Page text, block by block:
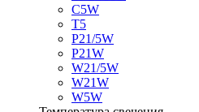
C5W
T5
P21/5W
P21W
W21/5W
W21W
W5W